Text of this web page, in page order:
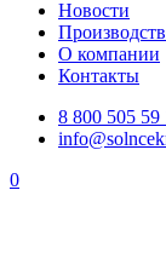
Новости
О компании
Контакты
8 800 505 59
0